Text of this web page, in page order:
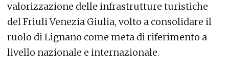
valorizzazione delle infrastrutture turistiche
del Friuli Venezia Giulia, volto a consolidare il
ruolo di Lignano come meta di riferimento a
livello nazionale e internazionale.